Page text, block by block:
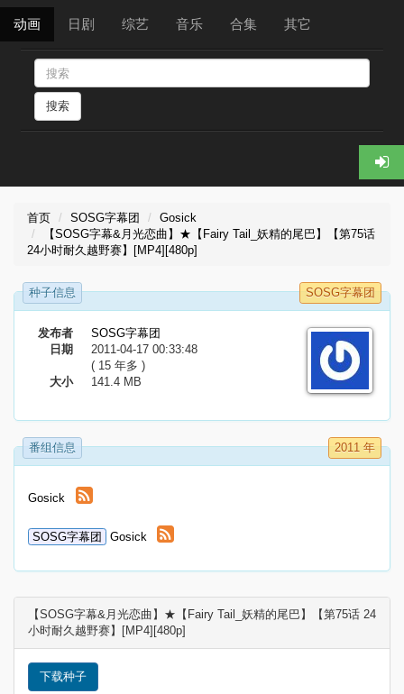
动画 日剧 综艺 音乐 合集 其它
搜索
首页 SOSG字幕团
Gosick
【SOSG字幕&月光恋曲】★【Fairy Tail_妖精的尾巴】【第75话
24小时耐久越野赛】[MP4][480p]
种子信息 SOSG字幕团
发布者
SOSG字幕团
日期
2011-04-17 00:33:48
( 15 年多 )
大小
141.4 MB
番组信息 2011 年
Gosick
SOSG字幕团 Gosick
【SOSG字幕&月光恋曲】★【Fairy Tail_妖精的尾巴】【第75话 24
小时耐久越野赛】[MP4][480p]
下载种子